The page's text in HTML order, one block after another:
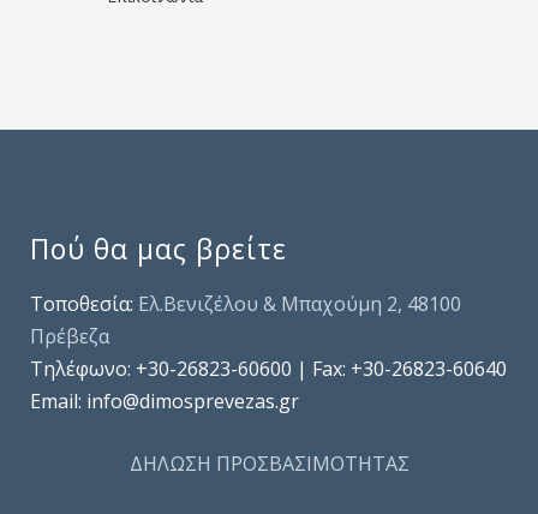
Πού θα μας βρείτε
Τοποθεσία: Ελ.Βενιζέλου & Μπαχούμη 2, 48100
Πρέβεζα
Τηλέφωνo: +30-26823-60600 | Fax: +30-26823-60640
Email: info@dimosprevezas.gr
ΔΗΛΩΣΗ ΠΡΟΣΒΑΣΙΜΟΤΗΤΑΣ